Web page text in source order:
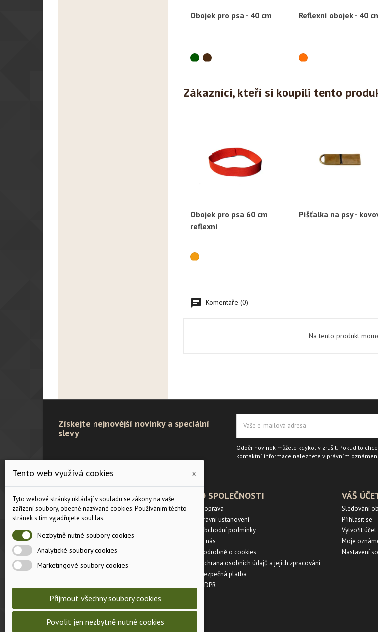
Rychlý náhled
Obojek pro psa - 40 cm Rychlý náhled
Reflexní obojek - 40
Zákazníci, kteří si koupili tento
Rychlý náhled
Obojek pro psa 60 cm
reflexní
Rychlý náhled
Píšťalka na psy -
Komentáře (0)
Na tento produkt
Získejte nejnovější novinky a speciální
slevy
Odběr novinek můžete kdykoliv zrušit. Pokud to
kontaktní informace naleznete v právním
PRODUKTY
Velikostní tabulka
Slevy
Novinky
Mapa stránek
Prodejny
O SPOLEČNOSTI
Doprava
Právní ustanovení
Obchodní podmínky
O nás
Podrobně o cookies
Ochrana osobních údajů a jejich zpracování
Bezpečná platba
GDPR
VÁŠ
Sledování
Přihlásit se
Vytvořit účet
Moje
Nastavení
Tento web využívá cookies x
Tyto webové stránky ukládají v souladu se zákony na vaše
zařízení soubory, obecně nazývané cookies. Používáním těchto
stránek s tím vyjadřujete souhlas.
Nezbytně nutné soubory cookies
Analytické soubory cookies
Marketingové soubory cookies
Přijmout všechny soubory cookies
Povolit jen nezbytně nutné cookies